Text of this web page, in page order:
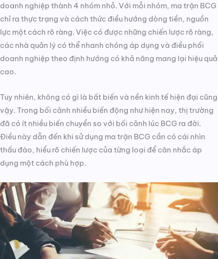
doanh nghiệp thành 4 nhóm nhỏ. Với mỗi nhóm, ma trận BCG
chỉ ra thực trạng và cách thức điều hướng dòng tiền, nguồn
lực một cách rõ ràng. Việc có được những chiến lược rõ ràng,
các nhà quản lý có thể nhanh chóng áp dụng và điều phối
doanh nghiệp theo định hướng có khả năng mang lại hiệu quả
cao.
Tuy nhiên, không có gì là bất biến và nền kinh tế hiện đại cũng
vậy. Trong bối cảnh nhiều biến động như hiện nay, thị trường
đã có ít nhiều biến chuyển so với bối cảnh lúc BCG ra đời.
Điều này dẫn đến khi sử dụng ma trận BCG cần có cái nhìn
thấu đáo, hiểu rõ chiến lược của từng loại để cân nhắc áp
dụng một cách phù hợp.